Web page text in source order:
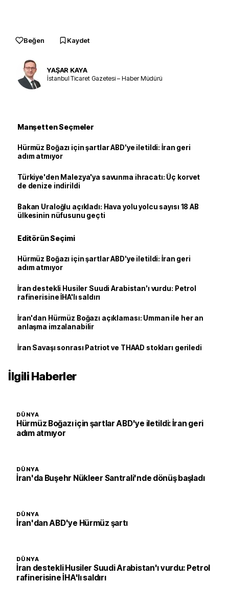
Beğen Kaydet
YAŞAR KAYA
İstanbul Ticaret Gazetesi – Haber Müdürü
Manşetten Seçmeler
Hürmüz Boğazı için şartlar ABD'ye iletildi: İran geri
adım atmıyor
Türkiye'den Malezya'ya savunma ihracatı: Üç korvet
de denize indirildi
Bakan Uraloğlu açıkladı: Hava yolu yolcu sayısı 18 AB
ülkesinin nüfusunu geçti
Editörün Seçimi
Hürmüz Boğazı için şartlar ABD'ye iletildi: İran geri
adım atmıyor
İran destekli Husiler Suudi Arabistan'ı vurdu: Petrol
rafinerisine İHA'lı saldırı
İran'dan Hürmüz Boğazı açıklaması: Umman ile her an
anlaşma imzalanabilir
İran Savaşı sonrası Patriot ve THAAD stokları geriledi
İlgili Haberler
DÜNYA
Hürmüz Boğazı için şartlar ABD'ye iletildi: İran geri
adım atmıyor
DÜNYA
İran'da Buşehr Nükleer Santrali'nde dönüş başladı
DÜNYA
İran'dan ABD'ye Hürmüz şartı
DÜNYA
İran destekli Husiler Suudi Arabistan'ı vurdu: Petrol
rafinerisine İHA'lı saldırı